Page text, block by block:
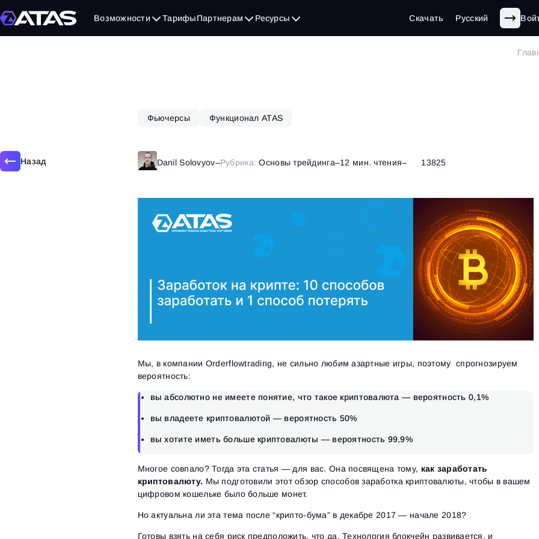
Возможности ТарифыПартнерам Ресурсы Скачать Русский
Назад
Фьючерсы Функционал ATAS
Danil Solovyov–Рубрика: Основы трейдинга–12 мин. чтения– 13825
Мы, в компании Orderflowtrading, не сильно любим азартные игры, поэтому спрогнозируем
вероятность:
вы абсолютно не имеете понятие, что такое криптовалюта — вероятность 0,1%
вы владеете криптовалютой — вероятность 50%
вы хотите иметь больше криптовалюты — вероятность 99,9%
Многое совпало? Тогда эта статья — для вас. Она посвящена тому, как заработать
криптовалюту. Мы подготовили этот обзор способов заработка криптовалюты, чтобы в вашем
цифровом кошельке было больше монет.
Но актуальна ли эта тема после “крипто-бума” в декабре 2017 — начале 2018?
Готовы взять на себя риск предположить, что да. Технология блокчейн развивается, и